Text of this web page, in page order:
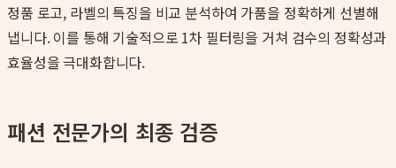
정품 로고, 라벨의 특징을 비교 분석하여 가품을 정확하게 선별해
냅니다. 이를 통해 기술적으로 1차 필터링을 거쳐 검수의 정확성과
효율성을 극대화합니다.
패션 전문가의 최종 검증